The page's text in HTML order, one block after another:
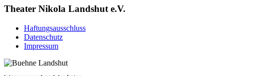
Theater Nikola Landshut e.V.
Haftungsausschluss
Datenschutz
Impressum